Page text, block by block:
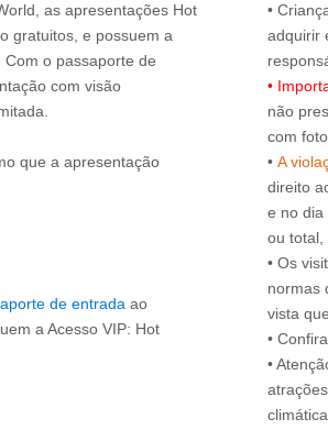
as apresentações Hot
gratuitos, e possuem a
o passaporte de
com visão
que a apresentação
de entrada ao
a Acesso VIP: Hot
•
adquirir
•
não
com
• A
direito
e no dia
ou total,
• Os
normas
vista
•
•